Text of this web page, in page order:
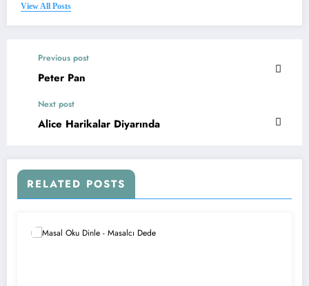
View All Posts
Previous post
Peter Pan
Next post
Alice Harikalar Diyarında
RELATED POSTS